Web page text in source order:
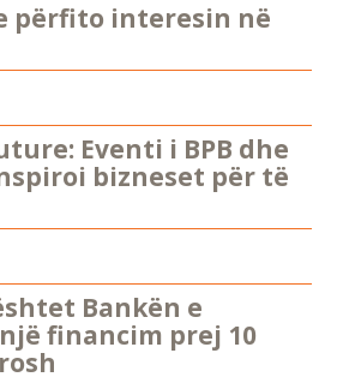
përfito interesin në
Eventi i BPB dhe
bizneset për të
Bankën e
financim prej 10